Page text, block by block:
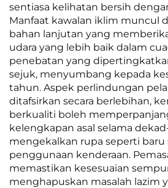
sentiasa kelihatan bersih
Manfaat kawalan iklim muncul
bahan lanjutan yang
udara yang lebih baik dalam
penebatan yang
sejuk, menyumbang kepada
tahun. Aspek perlindungan
ditafsirkan secara berlebihan,
berkualiti boleh
kelengkapan asal selama
mengekalkan rupa seperti
penggunaan kenderaan.
memastikan kesesuaian
menghapuskan masalah lazim